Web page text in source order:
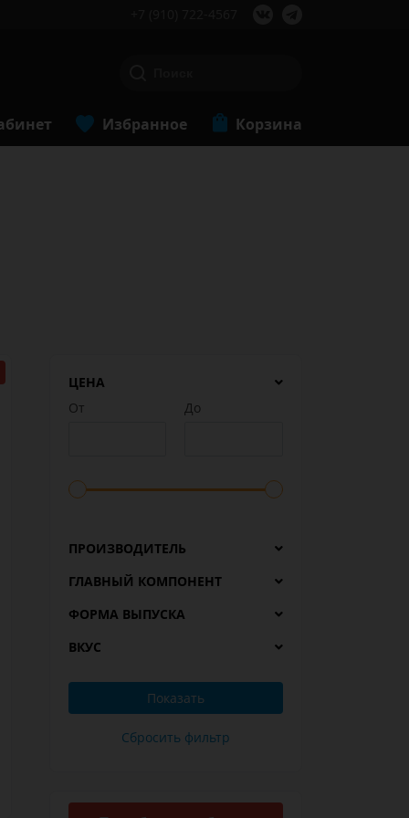
Избранное Корзина
ЦЕНА
От
До
ПРОИЗВОДИТЕЛЬ
ГЛАВНЫЙ КОМПОНЕНТ
ФОРМА ВЫПУСКА
ВКУС